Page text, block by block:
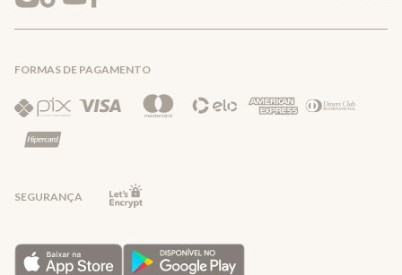
Trocas e Devoluções
Política de Privacidade
FORMAS DE PAGAMENTO
SEGURANÇA